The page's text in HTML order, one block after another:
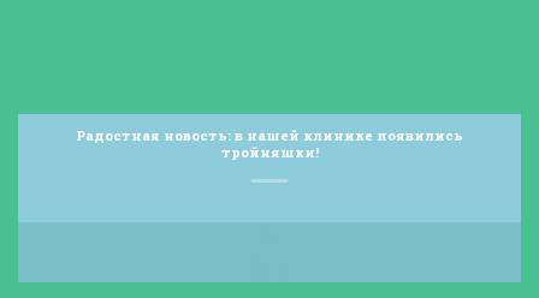
Радостная новость: в нашей клинике появились
тройняшки!